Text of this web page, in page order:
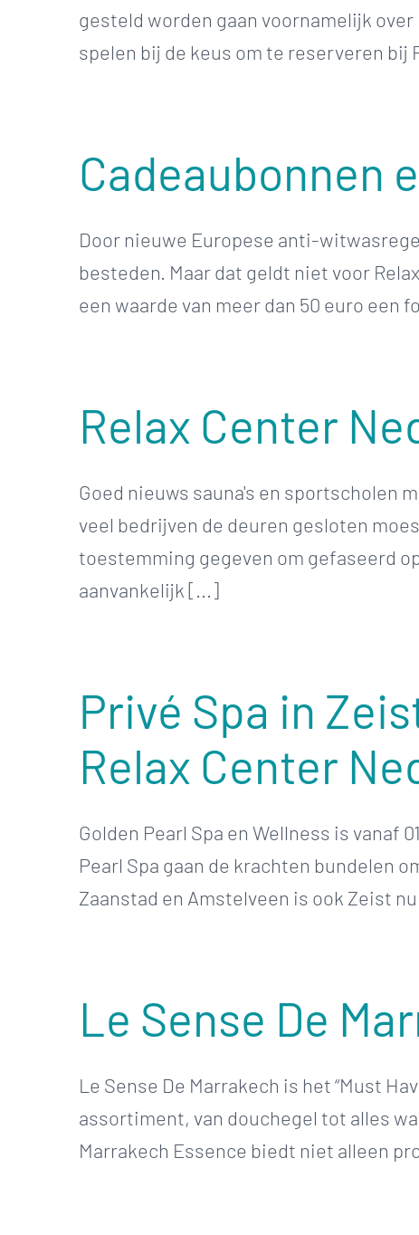
gesteld worden gaan voornamelijk
spelen bij de keus om te reserveren
Cadeaubonnen
Door nieuwe Europese anti-
besteden. Maar dat geldt niet voor
een waarde van meer dan 50 euro
Relax Center
Goed nieuws sauna's en sportscholen
veel bedrijven de deuren gesloten
toestemming gegeven om gefaseerd
aanvankelijk [...]
Privé Spa in
Relax Center
Golden Pearl Spa en Wellness is vanaf
Pearl Spa gaan de krachten bundelen
Zaanstad en Amstelveen is ook Zeist
Le Sense De
Le Sense De Marrakech is het “Must
assortiment, van douchegel tot alles
Marrakech Essence biedt niet alleen